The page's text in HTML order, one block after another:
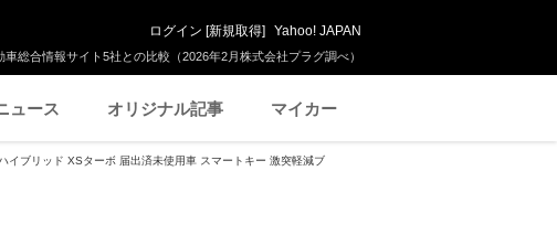
総合情報サイト5社との比較（2026年2月株式会社プラグ調べ）
ログイン [新規取得] Yahoo! JAPAN
ュース オリジナル記事 マイカー
イブリッド XSターボ 届出済未使用車 スマートキー 激突軽減ブ